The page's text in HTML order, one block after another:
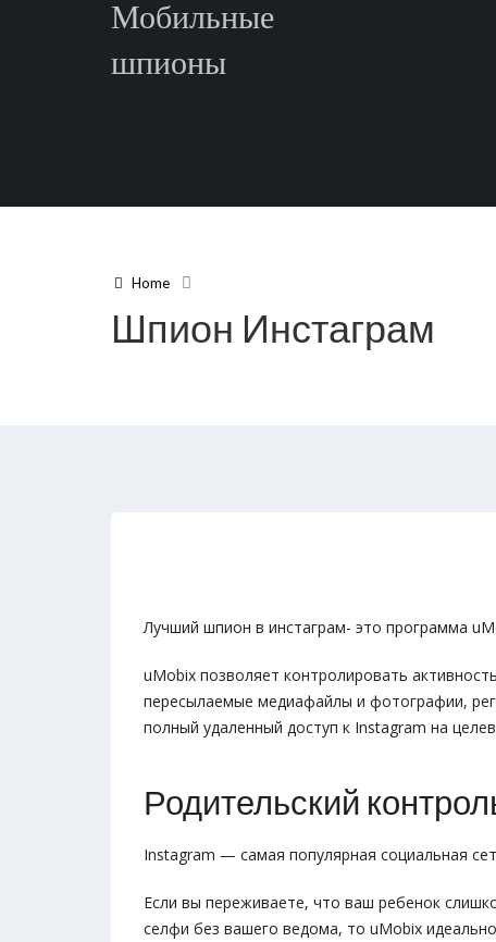
Мобильные
шпионы
Home
Шпион Инстаграм
Лучший шпион в инстаграм- это программа
uMobix позволяет контролировать
пересылаемые медиафайлы и фотографии,
полный удаленный доступ к Instagram на
Родительский
Instagram — самая популярная социальная
Если вы переживаете, что ваш ребенок
селфи без вашего ведома, то uMobix